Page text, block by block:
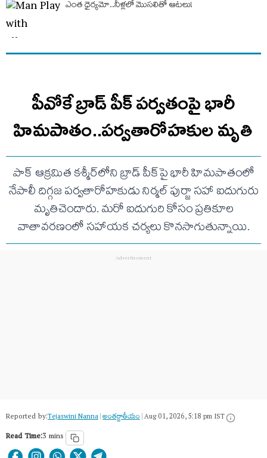
ఎంత ధైర్యమో..నీళ్లలో మొసలితో ఆటలు!
పీవోకే బ్రాడ్ పీక్ పర్వతంపై భారీ
హిమపాతం..పర్వతారోహకుల మృతి
పాక్ ఆక్రమిత కశ్మీర్‌లోని బ్రాడ్ పీక్‌పై భారీ హిమపాతంలో
నేపాలీ దిగ్గజ పర్వతారోహకుడు నిర్మల్ పుర్జా సహా ఐదుగురు
మృతిచెందారు. మరో ఐదుగురి కోసం ప్రతికూల
వాతావరణంలో సహాయక చర్యలు కొనసాగుతున్నాయి.
Reported by:Tejaswini Nanna|అంత‌ర్జాతీయం|Aug 01, 2026, 5:18 pm IST
Read Time:3 mins